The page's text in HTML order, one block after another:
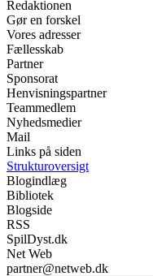
Redaktionen
Gør en forskel
Vores adresser
Fællesskab
Partner
Sponsorat
Henvisningspartner
Teammedlem
Nyhedsmedier
Mail
Links på siden
Strukturoversigt
Blogindlæg
Bibliotek
Blogside
RSS
SpilDyst.dk
Net Web
partner@netweb.dk